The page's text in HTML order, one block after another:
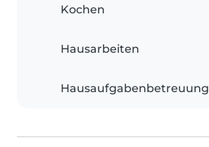
Kochen
Hausarbeiten
Hausaufgabenbetreuung